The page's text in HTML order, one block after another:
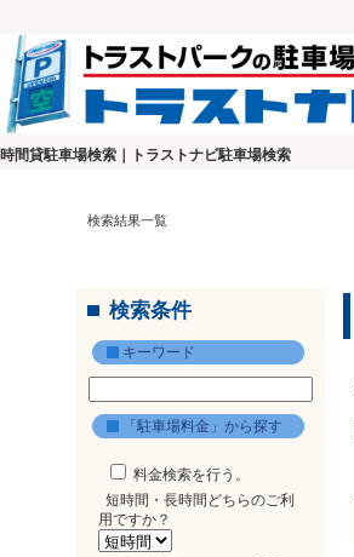
時間貸駐車場検索｜トラストナビ駐車場検索
検索結果一覧
検索条件
キーワード
「駐車場料金」から探す
料金検索を行う。
短時間・長時間どちらのご利
用ですか？